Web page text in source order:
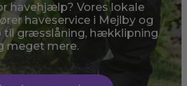
havehjælp? Vores lokale
haveservice i Mejlby og
til græsslåning, hækklipning
meget mere.